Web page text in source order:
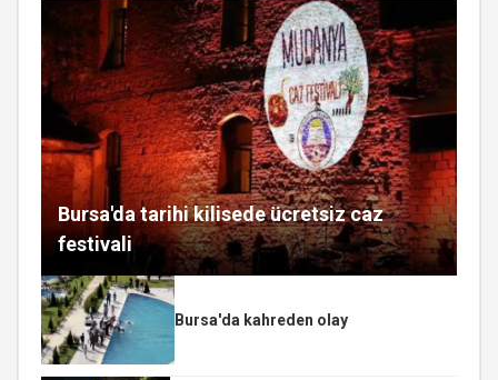
Bursa'da tarihi kilisede ücretsiz caz
festivali
Bursa'da kahreden olay